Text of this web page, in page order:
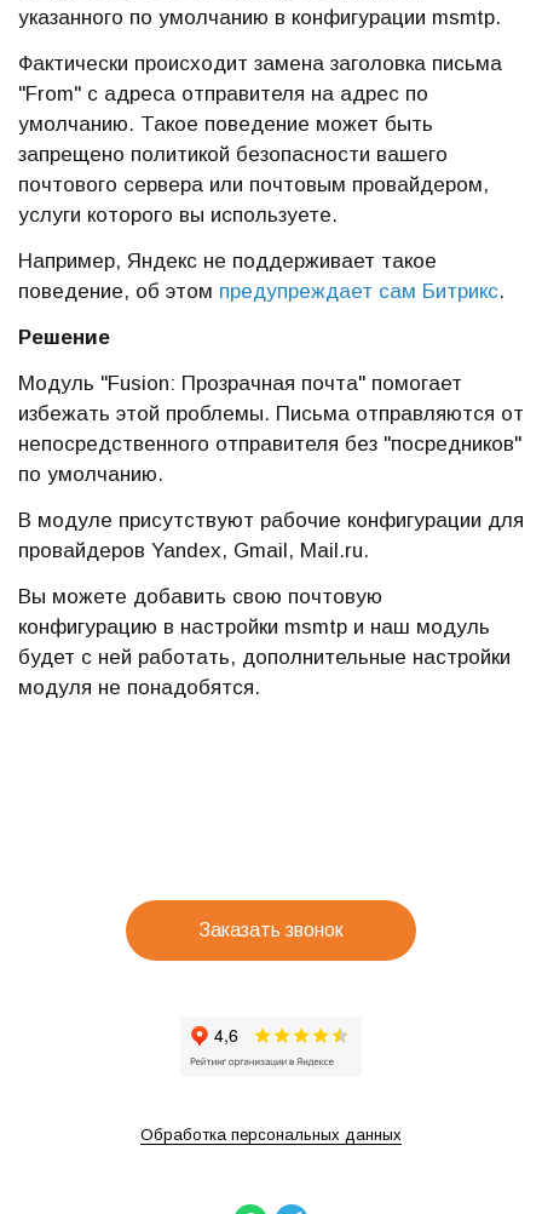
указанного по умолчанию в конфигурации msmtp.
Фактически происходит замена заголовка письма
"From" с адреса отправителя на адрес по
умолчанию. Такое поведение может быть
запрещено политикой безопасности вашего
почтового сервера или почтовым провайдером,
услуги которого вы используете.
Например, Яндекс не поддерживает такое
поведение, об этом предупреждает сам Битрикс.
Решение
Модуль "Fusion: Прозрачная почта" помогает
избежать этой проблемы. Письма отправляются от
непосредственного отправителя без "посредников"
по умолчанию.
В модуле присутствуют рабочие конфигурации для
провайдеров Yandex, Gmail, Mail.ru.
Вы можете добавить свою почтовую
конфигурацию в настройки msmtp и наш модуль
будет с ней работать, дополнительные настройки
модуля не понадобятся.
Заказать звонок
Обработка персональных данных